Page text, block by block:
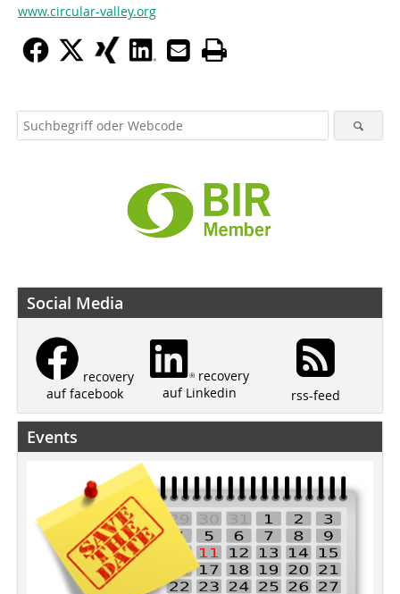
www.circular-valley.org
Social Media
recovery
auf facebook
recovery
auf Linkedin
rss-feed
Events